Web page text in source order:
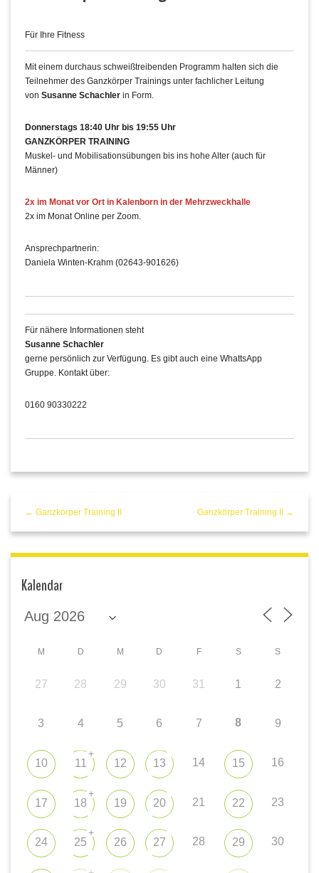
Für Ihre Fitness
Mit einem durchaus schweißtreibenden Programm halten sich die
Teilnehmer des Ganzkörper Trainings unter fachlicher Leitung
von Susanne Schachler in Form.
Donnerstags 18:40 Uhr bis 19:55 Uhr
GANZKÖRPER TRAINING
Muskel- und Mobilisationsübungen bis ins hohe Alter (auch für
Männer)
2x im Monat vor Ort in Kalenborn in der Mehrzweckhalle
2x im Monat Online per Zoom.
Ansprechpartnerin:
Daniela Winten-Krahm (02643-901626)
Für nähere Informationen steht
Susanne Schachler
gerne persönlich zur Verfügung. Es gibt auch eine WhattsApp
Gruppe. Kontakt über:
0160 90330222
← Ganzkörper Training II Ganzkörper Training II →
Kalendar
M D M D F S S
27 28 29 30 31 1 2
3 4 5 6 7 8 9
10 11
+
12 13 14 15 16
17 18
+
19 20 21 22 23
24 25
+
26 27 28 29 30